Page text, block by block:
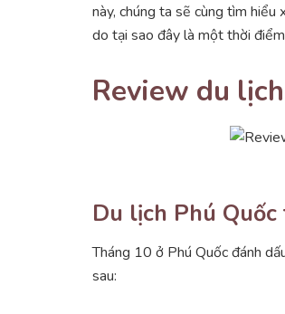
này, chúng ta sẽ cùng tìm
do tại sao đây là một thời
Review du
Du lịch Phú
Tháng 10 ở Phú Quốc đánh
sau: